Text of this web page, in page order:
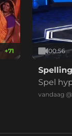
+71 00:56
Spel
vandaag @